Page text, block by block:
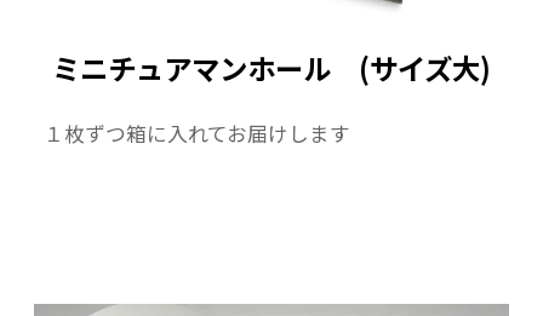
ミニチュアマンホール (サイズ大)
１枚ずつ箱に入れてお届けします